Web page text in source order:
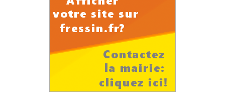
Services publics communaux
Démarches administratives
Terrains et maisons à vendre